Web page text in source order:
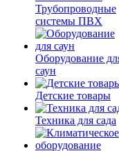
Трубопроводные
системы ПВХ
Оборудование
саун
Детские товары
Техника для сада